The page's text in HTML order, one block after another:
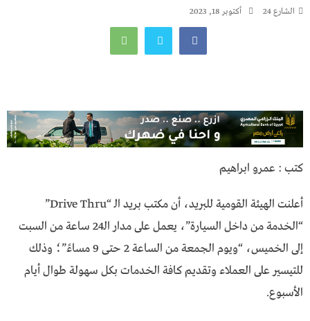
الشارع 24 أكتوبر 18, 2023
كتب : عمرو ابراهيم
أعلنت الهيئة القومية للبريد، أن مكتب بريد الـ “Drive Thru”
“الخدمة من داخل السيارة”، يعمل على مدار الـ24 ساعة من السبت
إلى الخميس، “ويوم الجمعة من الساعة 2 حتى 9 مساءً”؛ وذلك
للتيسير على العملاء وتقديم كافة الخدمات بكل سهولة طوال أيام
الأسبوع.